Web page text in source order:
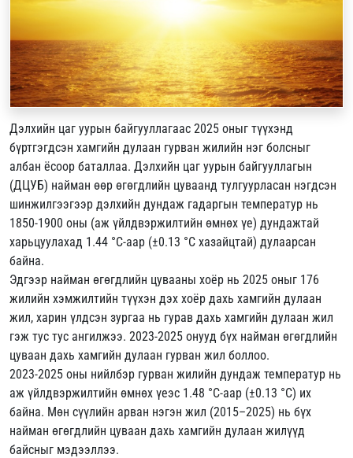
Дэлхийн цаг уурын байгууллагаас 2025 оныг түүхэнд
бүртгэгдсэн хамгийн дулаан гурван жилийн нэг болсныг
албан ёсоор баталлаа. Дэлхийн цаг уурын байгууллагын
(ДЦУБ) найман өөр өгөгдлийн цуваанд тулгуурласан нэгдсэн
шинжилгээгээр дэлхийн дундаж гадаргын температур нь
1850-1900 оны (аж үйлдвэржилтийн өмнөх үе) дундажтай
харьцуулахад 1.44 °C-аар (±0.13 °C хазайцтай) дулаарсан
байна.
Эдгээр найман өгөгдлийн цувааны хоёр нь 2025 оныг 176
жилийн хэмжилтийн түүхэн дэх хоёр дахь хамгийн дулаан
жил, харин үлдсэн зургаа нь гурав дахь хамгийн дулаан жил
гэж тус тус ангилжээ. 2023-2025 онууд бүх найман өгөгдлийн
цуваан дахь хамгийн дулаан гурван жил боллоо.
2023-2025 оны нийлбэр гурван жилийн дундаж температур нь
аж үйлдвэржилтийн өмнөх үеэс 1.48 °C-аар (±0.13 °C) их
байна. Мөн сүүлийн арван нэгэн жил (2015–2025) нь бүх
найман өгөгдлийн цуваан дахь хамгийн дулаан жилүүд
байсныг мэдээллээ.